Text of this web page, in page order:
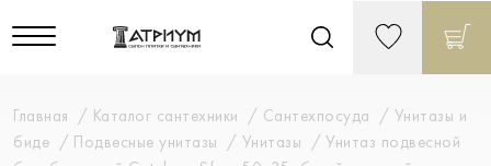
Главная Каталог сантехники Сантехпосуда
Унитазы и
биде
Подвесные унитазы Унитазы
Унитаз подвесной